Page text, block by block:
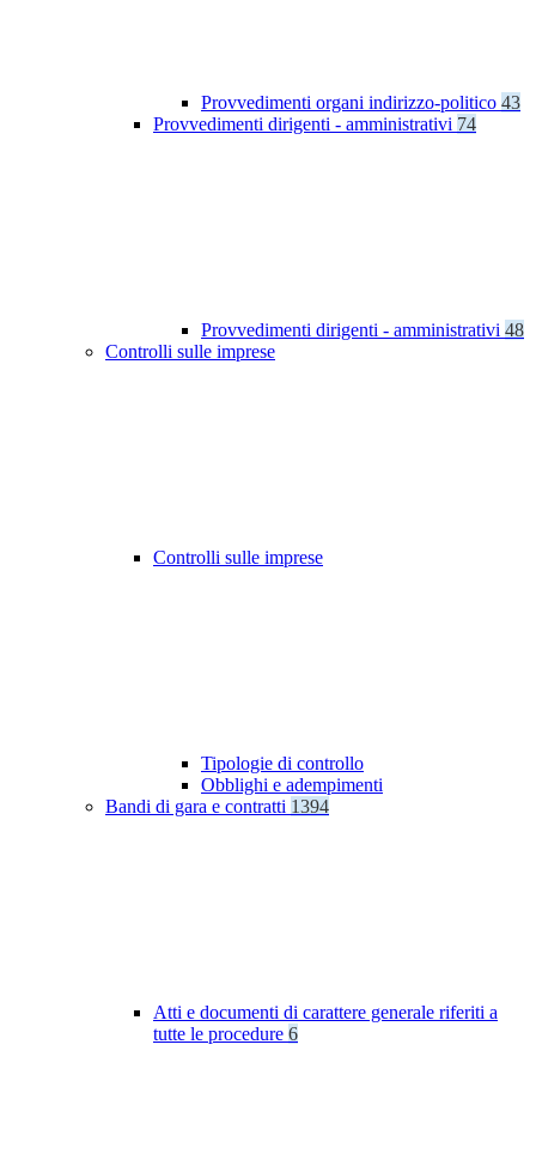
Provvedimenti organi indirizzo-politico 43
Provvedimenti dirigenti - amministrativi 74
Provvedimenti dirigenti - amministrativi 48
Controlli sulle imprese
Controlli sulle imprese
Tipologie di controllo
Obblighi e adempimenti
Bandi di gara e contratti 1394
Atti e documenti di carattere generale riferiti a
tutte le procedure 6